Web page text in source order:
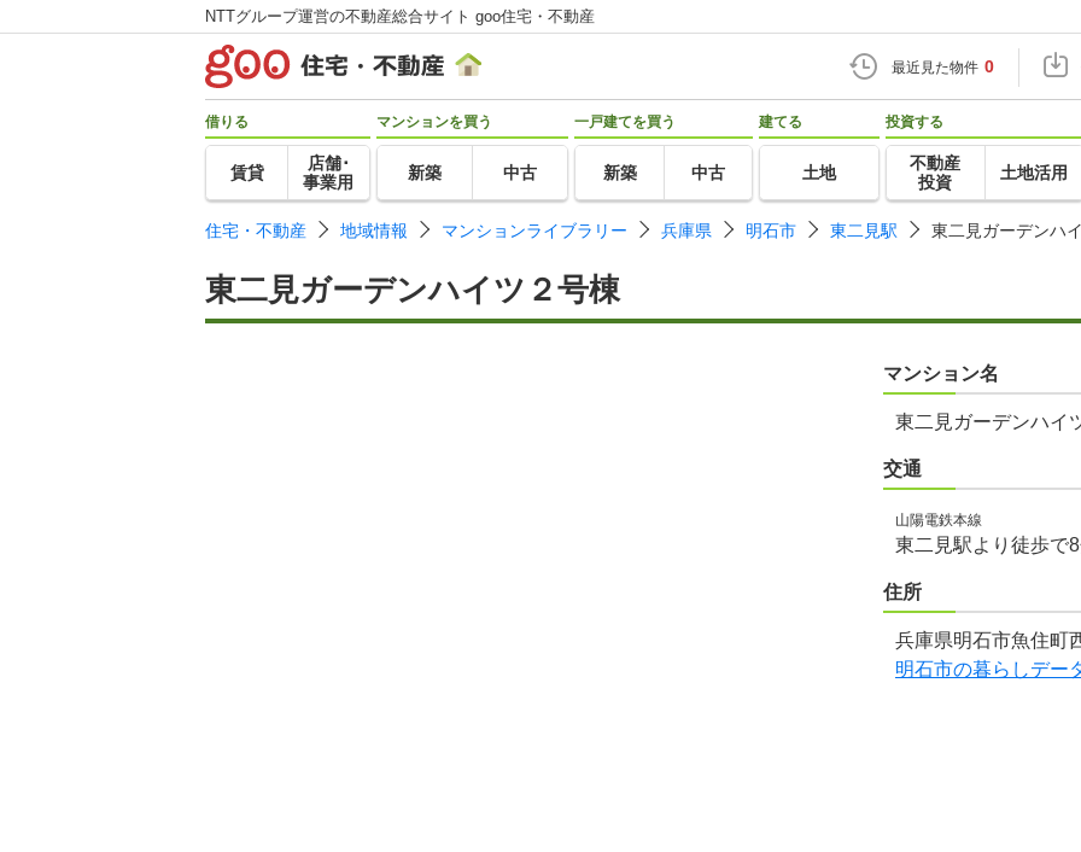
NTTグループ運営の不動産総合サイト goo住宅・不動産
最近見た物件 0
借りる
賃貸
店舗･
事業用
マンションを買う
新築 中古
一戸建てを買う
新築 中古
建てる
土地
投資する
不動産
投資
土地活用
住宅・不動産 地域情報 マンションライブラリー 兵庫県 明石市 東二見駅 東二見ガーデンハ
東二見ガーデンハイツ２号棟
マンション名
東二見ガーデンハイ
交通
山陽電鉄本線
東二見駅より徒歩で
住所
兵庫県明石市魚住町
明石市の暮らしデー